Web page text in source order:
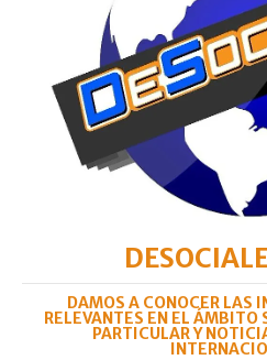
DAMOS A CONOCER LAS
RELEVANTES EN EL ÁMBITO
PARTICULAR Y